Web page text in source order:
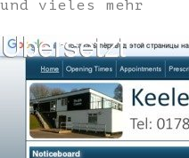
und vieles mehr